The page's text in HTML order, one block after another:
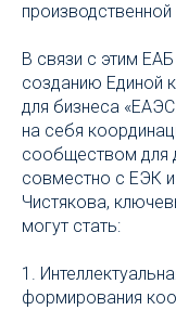
производственной
В связи с этим
созданию Единой
для бизнеса
на себя
сообществом для
совместно с ЕЭК
Чистякова,
могут стать:
1.
формирования